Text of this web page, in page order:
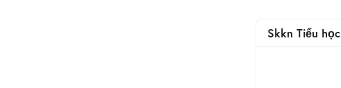
Skkn Tiểu học